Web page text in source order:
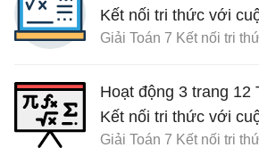
Kết nối tri thức với
Giải Toán 7 Kết nối tri
Hoạt động 3 trang 12
Kết nối tri thức với
Giải Toán 7 Kết nối tri